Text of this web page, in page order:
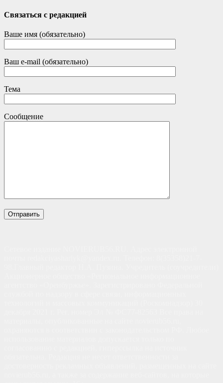
Связаться с редакцией
Ваше имя (обязательно)
Ваш e-mail (обязательно)
Тема
Сообщение